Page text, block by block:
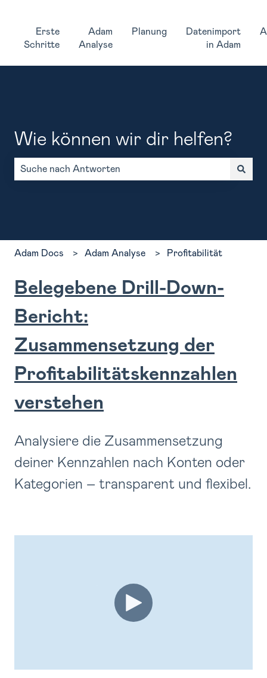
Erste
Schritte
Adam
Analyse
Planung
Datenimport
in Adam
Wie können wir dir helfen?
Adam Docs Adam Analyse Profitabilität
Belegebene Drill-Down-
Bericht:
Zusammensetzung der
Profitabilitätskennzahlen
verstehen
Analysiere die Zusammensetzung
deiner Kennzahlen nach Konten oder
Kategorien – transparent und flexibel.